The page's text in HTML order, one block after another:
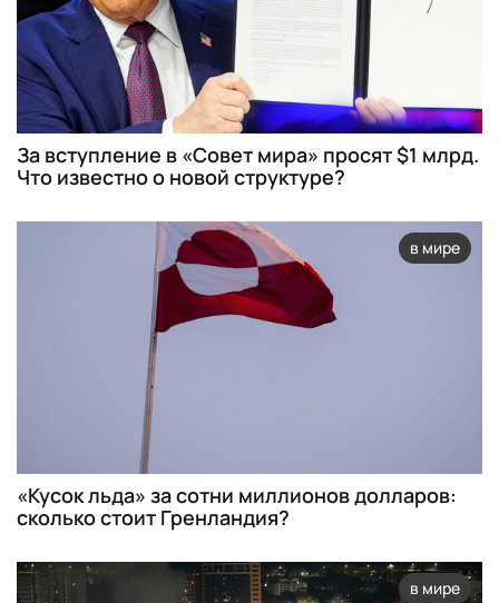
За вступление в «Совет мира» просят $1 млрд.
Что известно о новой структуре?
в мире
«Кусок льда» за сотни миллионов долларов:
сколько стоит Гренландия?
в мире